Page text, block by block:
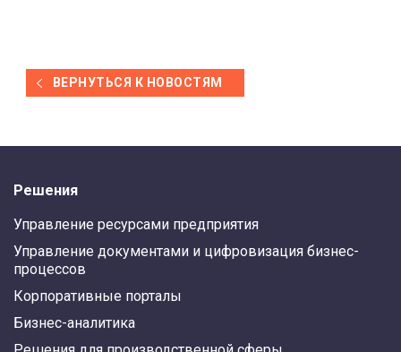
ВЕРНУТЬСЯ К НОВОСТЯМ
Решения
Управление ресурсами предприятия
Управление документами и цифровизация бизнес-
процессов
Корпоративные порталы
Бизнес-аналитика